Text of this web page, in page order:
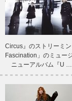
Circus』のストリーミ
Fascination」のミュー
ニューアルバム『U …